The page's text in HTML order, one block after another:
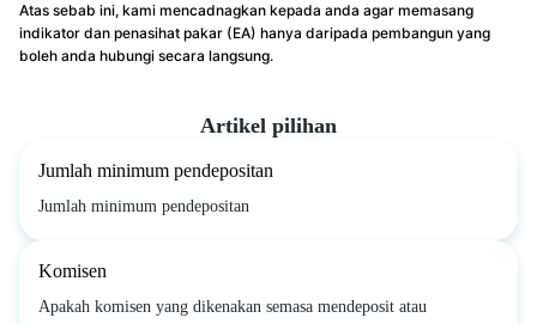
Atas sebab ini, kami mencadnagkan kepada anda agar memasang
indikator dan penasihat pakar (EA) hanya daripada pembangun yang
boleh anda hubungi secara langsung.
Artikel pilihan
Jumlah minimum pendepositan
Jumlah minimum pendepositan
Komisen
Apakah komisen yang dikenakan semasa mendeposit atau